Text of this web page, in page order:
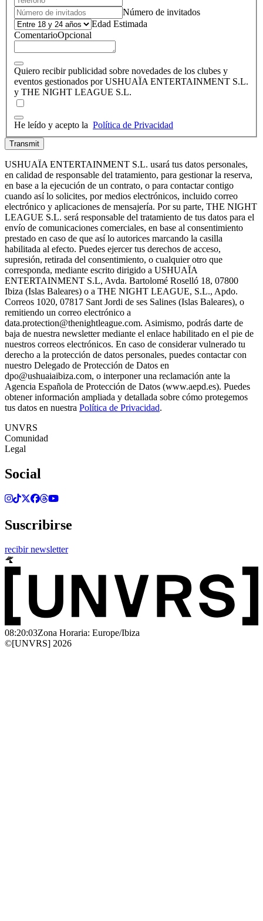
Número de invitados
Edad Estimada
ComentarioOpcional
Quiero recibir publicidad sobre novedades de los clubes y
eventos gestionados por USHUAÏA ENTERTAINMENT S.L.
y THE NIGHT LEAGUE S.L.
He leído y acepto la Política de Privacidad
Transmit
USHUAÏA ENTERTAINMENT S.L. usará tus datos personales,
en calidad de responsable del tratamiento, para gestionar la reserva,
en base a la ejecución de un contrato, o para contactar contigo
cuando así lo solicites, por medios electrónicos, incluido correo
electrónico y aplicaciones de mensajería. Por su parte, THE NIGHT
LEAGUE S.L. será responsable del tratamiento de tus datos para el
envío de comunicaciones comerciales, en base al consentimiento
prestado en caso de que así lo autorices marcando la casilla
habilitada al efecto. Puedes ejercer tus derechos de acceso,
supresión, retirada del consentimiento, o cualquier otro que
corresponda, mediante escrito dirigido a USHUAÏA
ENTERTAINMENT S.L, Avda. Bartolomé Roselló 18, 07800
Ibiza (Islas Baleares) o a THE NIGHT LEAGUE, S.L., Apdo.
Correos 1020, 07817 Sant Jordi de ses Salines (Islas Baleares), o
remitiendo un correo electrónico a
data.protection@thenightleague.com. Asimismo, podrás darte de
baja de nuestra newsletter mediante el enlace habilitado en el pie de
nuestros correos electrónicos. En caso de considerar vulnerado tu
derecho a la protección de datos personales, puedes contactar con
nuestro Delegado de Protección de Datos en
dpo@ushuaiaibiza.com, o interponer una reclamación ante la
Agencia Española de Protección de Datos (www.aepd.es). Puedes
obtener información ampliada y detallada sobre cómo protegemos
tus datos en nuestra Política de Privacidad.
UNVRS
Comunidad
Legal
Social
Suscribirse
recibir newsletter
08:20:03Zona Horaria: Europe/Ibiza
©[UNVRS] 2026